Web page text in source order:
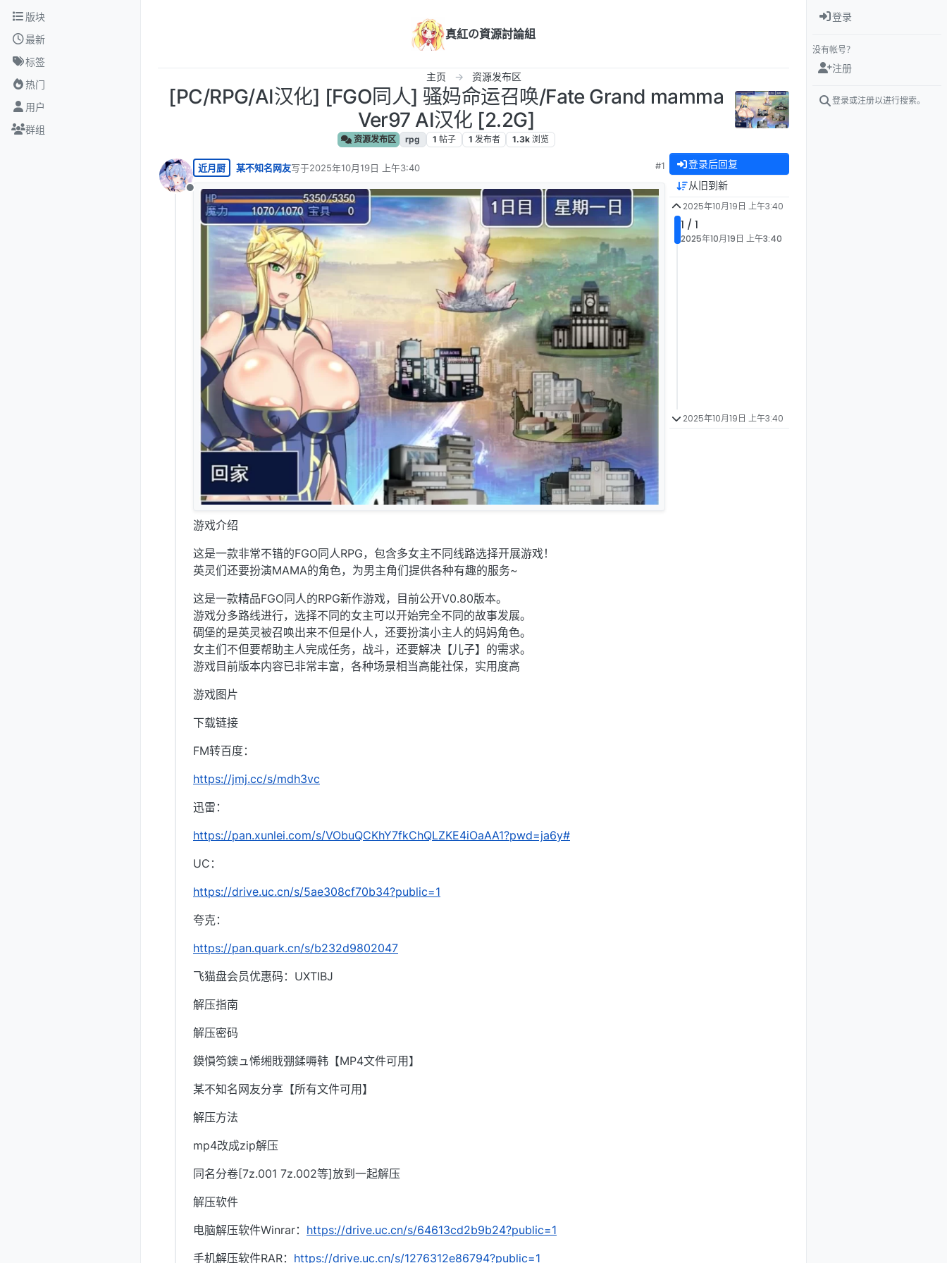
跳转至内容
版块
最新
标签
热门
用户
群组
真紅の資源討論組
主页 资源发布区
[PC/RPG/AI汉化] [FGO同人] 骚妈命运召唤/Fate Grand mamma
Ver97 AI汉化 [2.2G]
资源发布区 rpg 1 帖子 1 发布者 1.3k 浏览
离线
近月厨 某不知名网友写于2025年10月19日 上午3:40
最后由 编辑
#1
游戏介绍
这是一款非常不错的FGO同人RPG，包含多女主不同线路选择开展游戏！
英灵们还要扮演MAMA的角色，为男主角们提供各种有趣的服务~
这是一款精品FGO同人的RPG新作游戏，目前公开V0.80版本。
游戏分多路线进行，选择不同的女主可以开始完全不同的故事发展。
碉堡的是英灵被召唤出来不但是仆人，还要扮演小主人的妈妈角色。
女主们不但要帮助主人完成任务，战斗，还要解决【儿子】的需求。
游戏目前版本内容已非常丰富，各种场景相当高能社保，实用度高
游戏图片
下载链接
FM转百度：
https://jmj.cc/s/mdh3vc
迅雷：
https://pan.xunlei.com/s/VObuQCKhY7fkChQLZKE4iOaAA1?pwd=ja6y#
UC：
https://drive.uc.cn/s/5ae308cf70b34?public=1
夸克：
https://pan.quark.cn/s/b232d9802047
飞猫盘会员优惠码：UXTIBJ
解压指南
解压密码
鏌愪笉鐭ュ悕缃戝弸鍒嗕韩【MP4文件可用】
某不知名网友分享【所有文件可用】
解压方法
mp4改成zip解压
同名分卷[7z.001 7z.002等]放到一起解压
解压软件
电脑解压软件Winrar： https://drive.uc.cn/s/64613cd2b9b24?public=1
手机解压软件RAR： https://drive.uc.cn/s/1276312e86794?public=1
登录后回复
从旧到新
2025年10月19日 上午3:40
1 / 1
2025年10月19日 上午3:40
2025年10月19日 上午3:40
登录
没有帐号？
注册
登录或注册以进行搜索。